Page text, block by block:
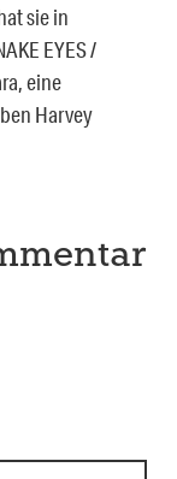
sie in
EYES /
eine
Harvey